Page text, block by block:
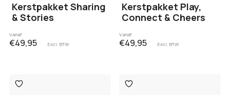
Kerstpakket Sharing
& Stories
Vanaf
€49,95 Excl. BTW
Kerstpakket Play,
Connect & Cheers
Vanaf
€49,95 Excl. BTW
Toevoegen
aan
Toevoegen
aan